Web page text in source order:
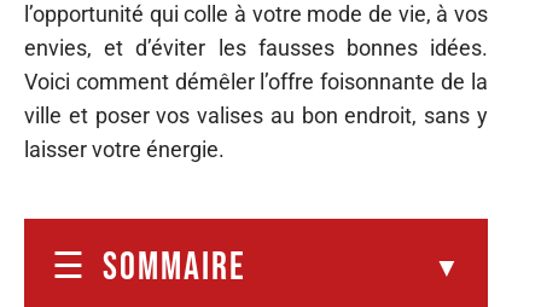
l’opportunité qui colle à votre mode de vie, à vos
envies, et d’éviter les fausses bonnes idées.
Voici comment démêler l’offre foisonnante de la
ville et poser vos valises au bon endroit, sans y
laisser votre énergie.
SOMMAIRE